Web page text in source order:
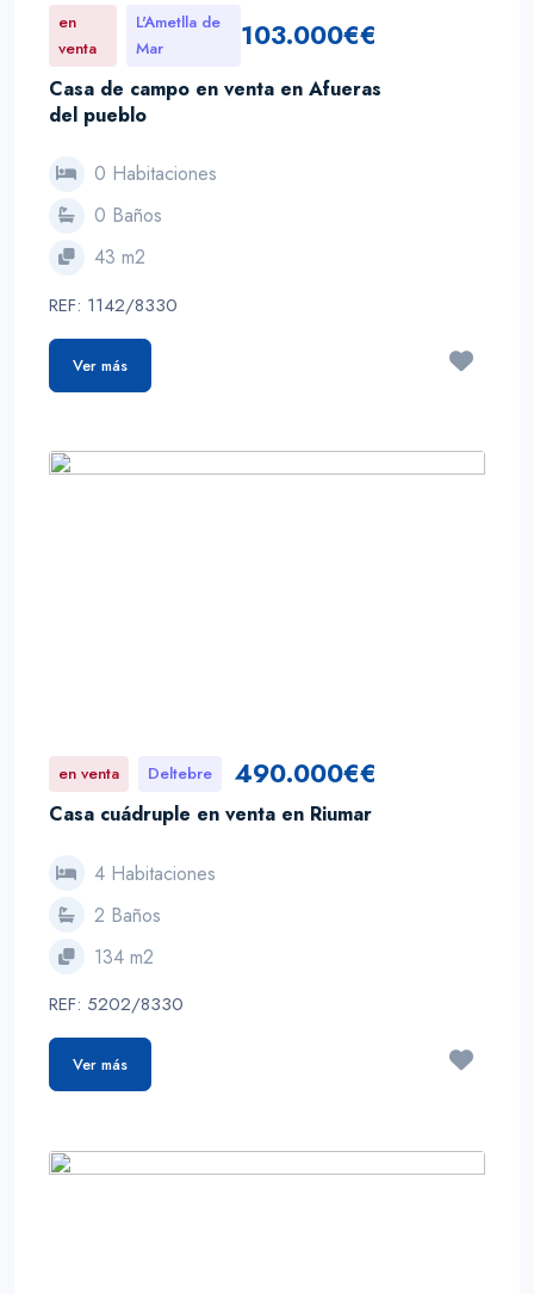
en
venta
L'Ametlla de
Mar
103.000€€
Casa de campo en venta en Afueras
del pueblo
0 Habitaciones
0 Baños
43 m2
REF: 1142/8330
Ver más
en venta Deltebre 490.000€€
Casa cuádruple en venta en Riumar
4 Habitaciones
2 Baños
134 m2
REF: 5202/8330
Ver más